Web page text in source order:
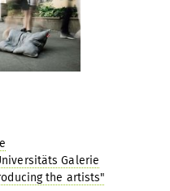
Galerie
the artists"